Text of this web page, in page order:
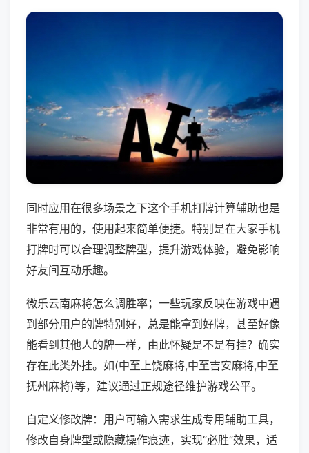
同时应用在很多场景之下这个手机打牌计算辅助也是
非常有用的，使用起来简单便捷。特别是在大家手机
打牌时可以合理调整牌型，提升游戏体验，避免影响
好友间互动乐趣。
微乐云南麻将怎么调胜率；一些玩家反映在游戏中遇
到部分用户的牌特别好，总是能拿到好牌，甚至好像
能看到其他人的牌一样，由此怀疑是不是有挂？确实
存在此类外挂。如(中至上饶麻将,中至吉安麻将,中至
抚州麻将)等，建议通过正规途径维护游戏公平。
自定义修改牌：用户可输入需求生成专用辅助工具，
修改自身牌型或隐藏操作痕迹，实现“必胜”效果，适